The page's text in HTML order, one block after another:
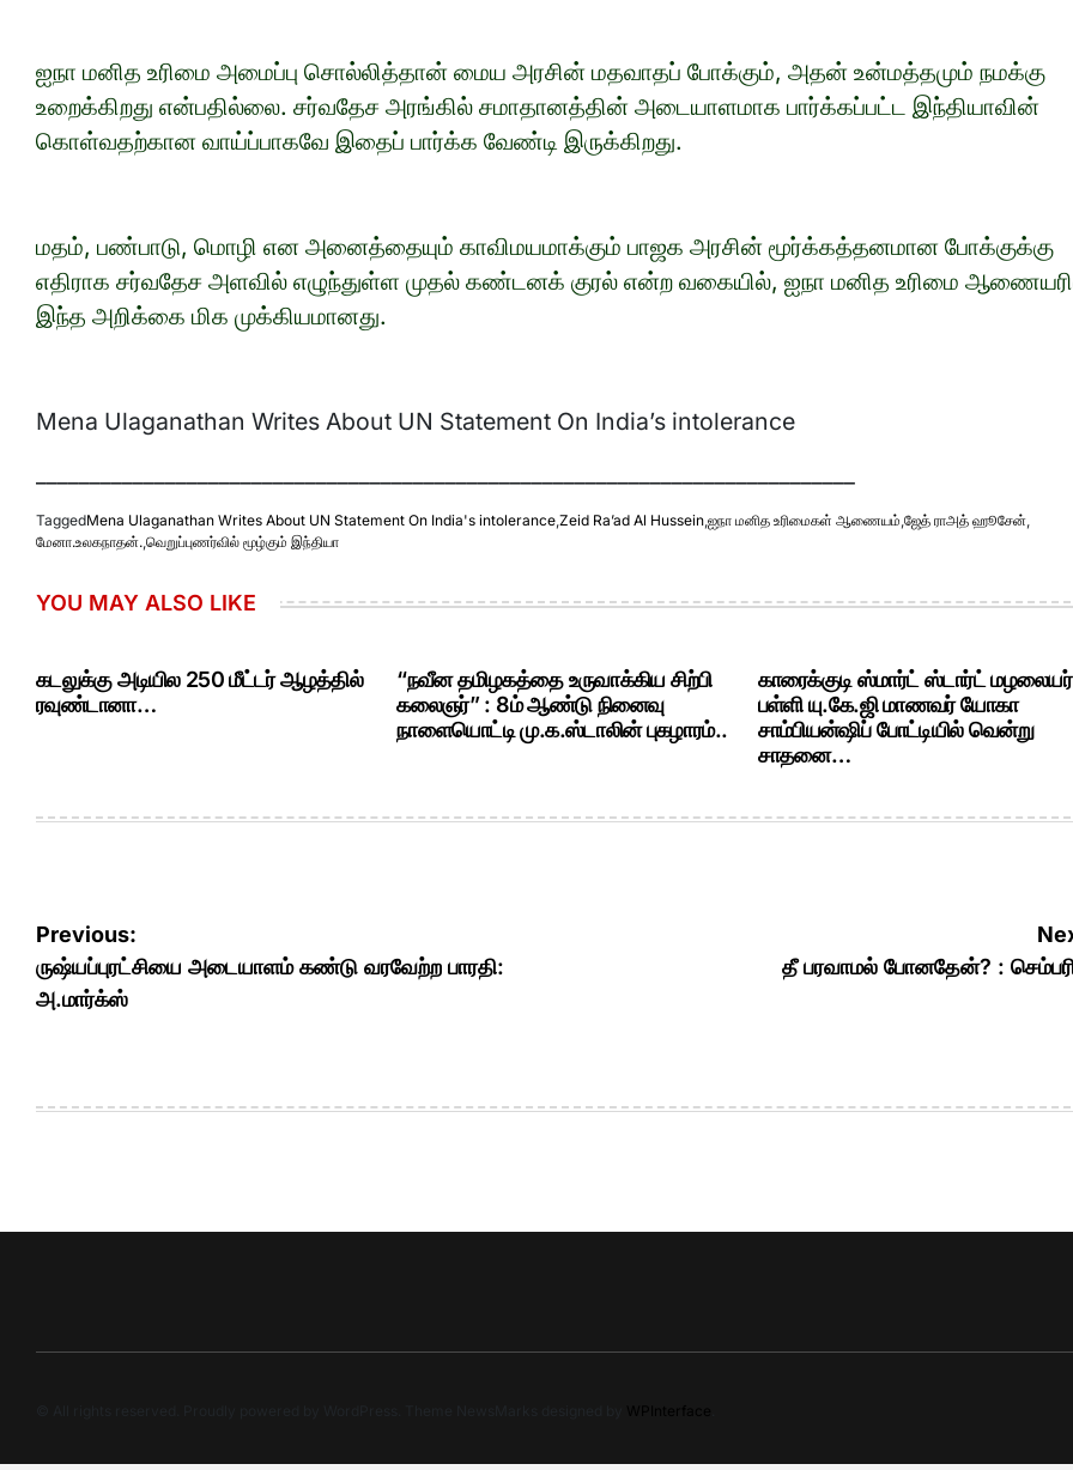
ஐநா மனித உரிமை அமைப்பு சொல்லித்தான் மைய அரசின் மதவாதப் போக்கும், அதன் உன்மத்தமும் நமக்கு
உறைக்கிறது என்பதில்லை. சர்வதேச அரங்கில் சமாதானத்தின் அடையாளமாக பார்க்கப்பட்ட இந்தியாவின்
கொள்வதற்கான வாய்ப்பாகவே இதைப் பார்க்க வேண்டி இருக்கிறது.
மதம், பண்பாடு, மொழி என அனைத்தையும் காவிமயமாக்கும் பாஜக அரசின் மூர்க்கத்தனமான போக்குக்கு
எதிராக சர்வதேச அளவில் எழுந்துள்ள முதல் கண்டனக் குரல் என்ற வகையில், ஐநா மனித உரிமை
இந்த அறிக்கை மிக முக்கியமானது.
Mena Ulaganathan Writes About UN Statement On India’s intolerance
TaggedMena Ulaganathan Writes About UN Statement On India's intolerance,Zeid Ra’ad Al Hussein,ஐநா மனித உரிமைகள் ஆணையம்,ஜேத் ராஅத் ஹூசேன்,
மேனா.உலகநாதன்.,வெறுப்புணர்வில் மூழ்கும் இந்தியா
YOU MAY ALSO LIKE
கடலுக்கு அடியில 250 மீட்டர் ஆழத்தில்
ரவுண்டானா…
“நவீன தமிழகத்தை உருவாக்கிய சிற்பி
கலைஞர்” : 8ம் ஆண்டு நினைவு
நாளையொட்டி மு.க.ஸ்டாலின் புகழாரம்..
காரைக்குடி ஸ்மார்ட் ஸ்டார்ட் மழலையர்
பள்ளி யு.கே.ஜி மாணவர் யோகா
சாம்பியன்ஷிப் போட்டியில் வென்று
சாதனை…
Post
navigation
Previous:
ருஷ்யப்புரட்சியை அடையாளம் கண்டு வரவேற்ற பாரதி:
அ.மார்க்ஸ்
தீ பரவாமல் போனதேன்? :